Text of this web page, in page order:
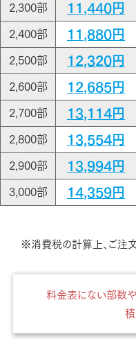
2,300部 11,440円
2,400部 11,880円
2,500部 12,320円
2,600部 12,685円
2,700部 13,114円
2,800部 13,554円
2,900部 13,994円
3,000部 14,359円
※消費税の計算上、ご注
料金表にない部数
積